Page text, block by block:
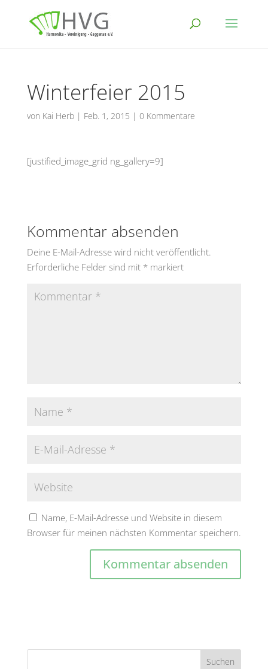
Winterfeier 2015
von Kai Herb| Feb. 1, 2015 | 0 Kommentare
[justified_image_grid ng_gallery=9]
Kommentar absenden
Deine E-Mail-Adresse wird nicht veröffentlicht.
Erforderliche Felder sind mit *markiert
Name, E-Mail-Adresse und Website in diesem
Browser für meinen nächsten Kommentar speichern.
r